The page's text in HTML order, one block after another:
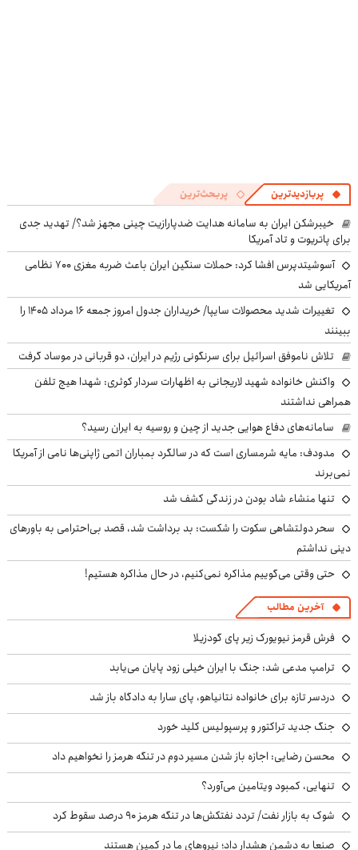
پربازدیدترین پربحث‌ترین
خیبرشکن ایران به سامانه هدایت ضدپارازیت چینی مجهز شد؟/ تهدید جدی
برای پاتریوت و تاد آمریکا
آسوشیتدپرس افشا کرد: حملات سنگین ایران باعث ضربه مغزی ۷۰۰ نظامی
آمریکایی شد
تغییرات شدید محصولات سایپا/ خریداران جدول امروز جمعه ۱۶ مرداد ۱۴۰۵ را
ببینند
تلاش ناموفق اسرائیل برای سرنگونی رژیم در ایران، دو قربانی در موساد گرفت
واکنش خانواده شهید لاریجانی به اظهارات سردار کوثری: شهدا هیچ تلفن
همراهی نداشتند
سامانه‌های دفاع هوایی جدید از چین و روسیه به ایران رسید؟
مدودف: مایه شرمساری است که در سالگرد بمباران اتمی ژاپنی‌ها نامی از آمریکا
نمی‌برند
تنها منشاء شاد بودن در زندگی کشف شد
سحر دولتشاهی سکوت را شکست: بد برداشت شد، قصد بی‌احترامی به باورهای
دینی نداشتم
حتی وقتی می‌گوییم مذاکره نمی‌کنیم، در حال مذاکره هستیم!
آخرین مطالب
فرش قرمز نیویورک زیر پای گودزیلا
ترامپ مدعی شد: جنگ با ایران خیلی زود پایان می‌یابد
دردسر تازه برای خانواده نتانیاهو، پای سارا به دادگاه باز شد
جنگ جدید تراکتور و پرسپولیس کلید خورد
محسن رضایی: اجازه باز شدن مسیر دوم در تنگه هرمز را نخواهیم داد
تنهایی، کمبود ویتامین می‌آورد؟
شوک به بازار نفت/ تردد نفتکش‌ها در تنگه هرمز ۹۰ درصد سقوط کرد
صنعا به دشمن هشدار داد؛ نیروهای ما در کمین هستند